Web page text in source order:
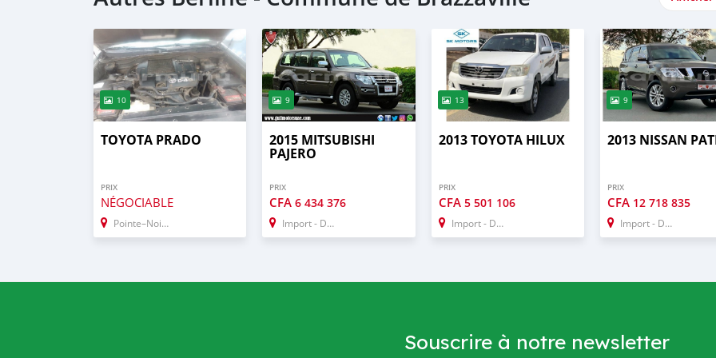
10
TOYOTA PRADO
PRIX
NÉGOCIABLE
Pointe–Noire
9
2015 MITSUBISHI
PAJERO
PRIX
CFA6 434 376
Import - Dubai
13
2013 TOYOTA HILUX
PRIX
CFA 5 501 106
Import - Dubai
9
2013 NISSAN
PRIX
CFA 12 718 835
Import - Dubai
Souscrire à notre newsletter